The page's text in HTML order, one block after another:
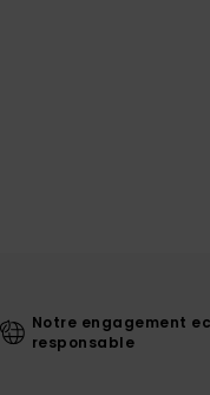
Notre engagement
responsable